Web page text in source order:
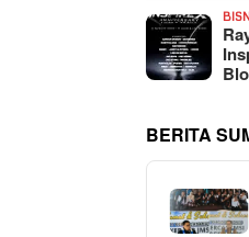
BERITA